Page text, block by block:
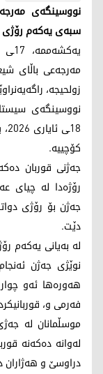
نووسینگەی
سبەی یەکەم رۆژی مانگی
مەرجەعی باڵای
زولحیجە،
نووسینگەی
کۆچییە.
رۆژەدا لە چیای
دێت.
لە بەیانی یەکەم
نوێژی جەژن
هەورەها ئەو
فەرمی و،
موسڵمانان لە
لەوانە دەکەنە
دراوسێ و